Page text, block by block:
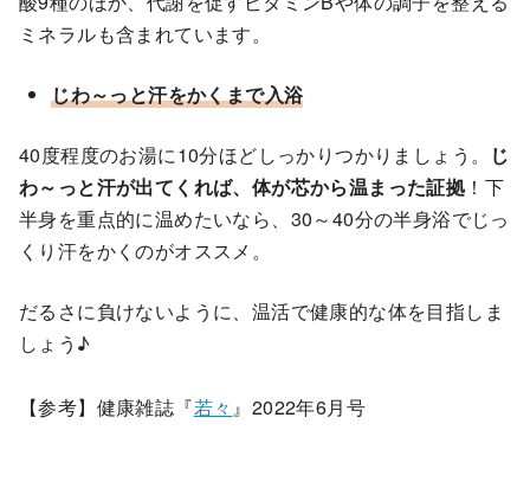
ミネラルも含まれています。
じわ～っと汗をかくまで入浴
40度程度のお湯に10分ほどしっかりつかりましょう。
じ
わ～っと汗が出てくれば、体が芯から温まった証拠 ！下
半身を重点的に温めたいなら、30～40分の半身浴でじっ
くり汗をかくのがオススメ。
だるさに負けないように、温活で健康的な体を目指しま
しょう♪
【参考】健康雑誌『若々 』2022年6月号